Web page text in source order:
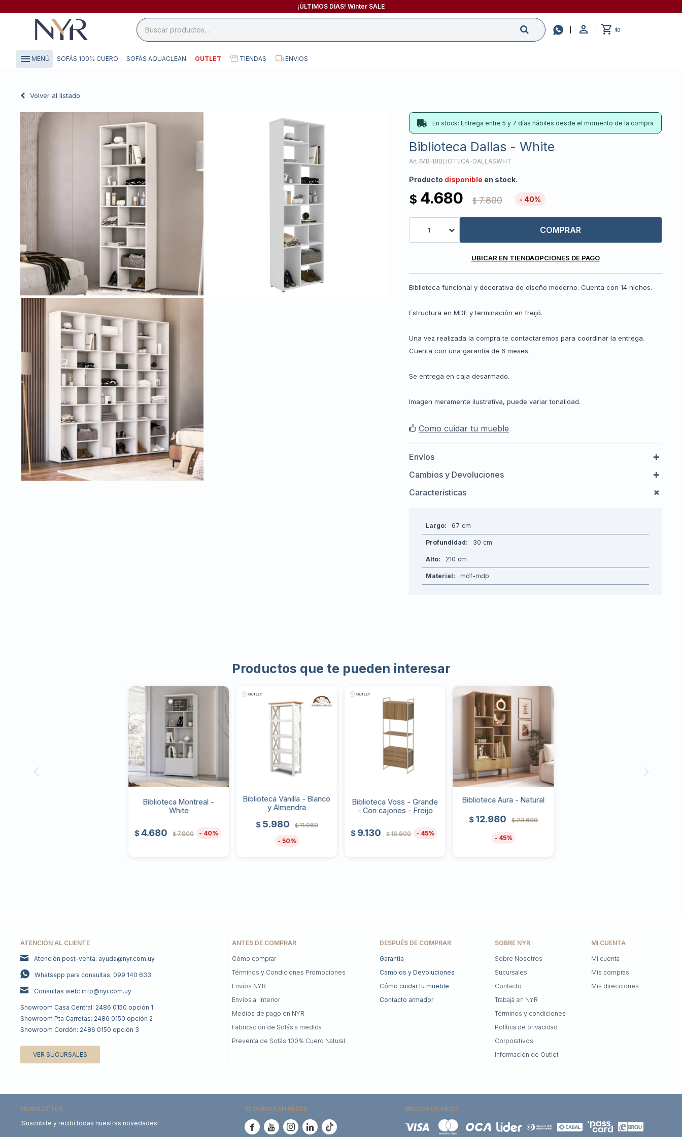
¡ÚLTIMOS DÍAS! Winter SALE
 $0
menu MENÚ SOFÁS 100% CUERO SOFÁS AQUACLEAN OUTLET TIENDAS ENVIOS
Volver al listado
En stock: Entrega entre 5 y 7 días hábiles desde el momento de la compra
Biblioteca Dallas - White
MB-BIBLIOTECA-DALLASWHT
Producto disponible en stock.
$ 4.680 $ 7.800 40
1 COMPRAR
UBICAR EN TIENDAOPCIONES DE PAGO
Biblioteca funcional y decorativa de diseño moderno. Cuenta con 14 nichos.
Estructura en MDF y terminación en freijó.
Una vez realizada la compra te contactaremos para coordinar la entrega.
Cuenta con una garantía de 6 meses.
Se entrega en caja desarmado.
Imagen meramente ilustrativa, puede variar tonalidad.
Como cuidar tu mueble
Envíos
Cambios y Devoluciones
Características
Largo 67
Profundidad 30
Alto 210
Material mdf-mdp
Productos que te pueden interesar
Biblioteca Montreal -
White
$4.680 $ 7.800 40
Biblioteca Vanilla - Blanco
y Almendra
$ 5.980 $ 11.960
50
Biblioteca Voss - Grande
- Con cajones - Freijo
$ 9.130 $ 16.600 45
Biblioteca Aura - Natural
$ 12.980 $ 23.600
45
ATENCIÓN AL CLIENTE
Atención post-venta: ayuda@nyr.com.uy
Whatsapp para consultas: 099 140 633
Consultas web: info@nyr.com.uy
Showroom Casa Central: 2486 0150 opción 1
Showroom Pta Carretas: 2486 0150 opción 2
Showroom Cordón: 2486 0150 opción 3
VER SUCURSALES
DESPUÉS DE COMPRAR
Garantía
Cambios y Devoluciones
Cómo cuidar tu mueble
Contacto armador
SOBRE NYR
Sobre Nosotros
Sucursales
Contacto
Trabajá en NYR
Términos y condiciones
Política de privacidad
Corporativos
Información de Outlet
ANTES DE COMPRAR
Cómo comprar
Términos y Condiciones Promociones
Envíos NYR
Envíos al Interior
Medios de pago en NYR
Fabricación de Sofás a medida
Preventa de Sofás 100% Cuero Natural
MI CUENTA
Mi cuenta
Mis compras
Mis direcciones
NEWSLETTER
¡Suscribite y recibí todas nuestras novedades!
SEGUINOS EN REDES
    
MEDIOS DE PAGO
close